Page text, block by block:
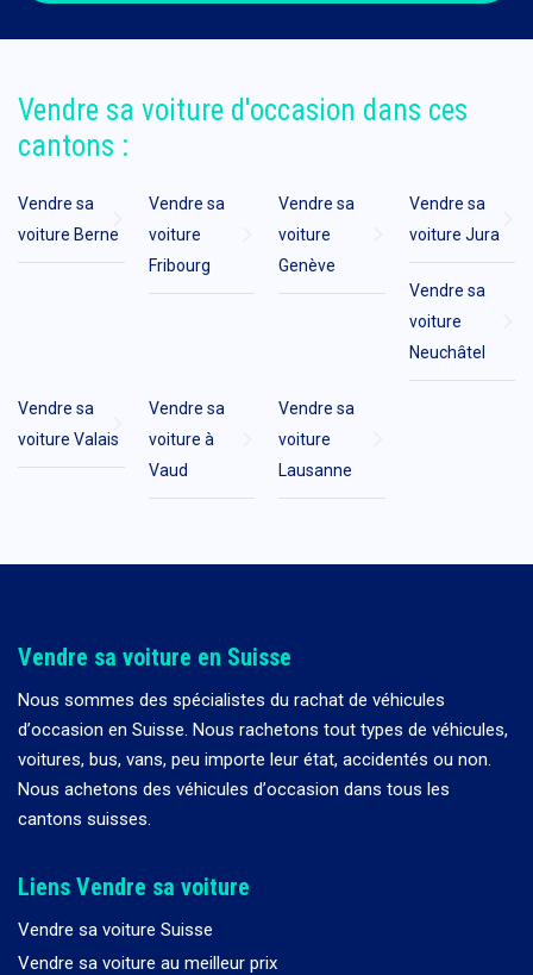
Vendre sa voiture d'occasion dans ces
cantons :
Vendre sa
voiture Berne
Vendre sa
voiture
Fribourg
Vendre sa
voiture
Genève
Vendre sa
voiture Jura
Vendre sa
voiture
Neuchâtel
Vendre sa
voiture Valais
Vendre sa
voiture à
Vaud
Vendre sa
voiture
Lausanne
Vendre sa voiture en Suisse
Nous sommes des spécialistes du rachat de véhicules
d’occasion en Suisse. Nous rachetons tout types de véhicules,
voitures, bus, vans, peu importe leur état, accidentés ou non.
Nous achetons des véhicules d’occasion dans tous les
cantons suisses.
Liens Vendre sa voiture
Vendre sa voiture Suisse
Vendre sa voiture au meilleur prix